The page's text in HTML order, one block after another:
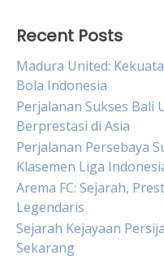
Recent Posts
Madura United:
Bola Indonesia
Perjalanan Sukses Bali
Berprestasi di Asia
Perjalanan Persebaya
Klasemen Liga
Arema FC: Sejarah,
Legendaris
Sejarah Kejayaan
Sekarang